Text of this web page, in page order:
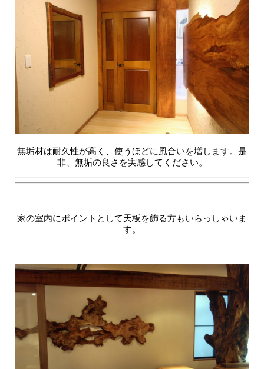
無垢材は耐久性が高く、使うほどに風合いを増します。是
非、無垢の良さを実感してください。
家の室内にポイントとして天板を飾る方もいらっしゃいま
す。